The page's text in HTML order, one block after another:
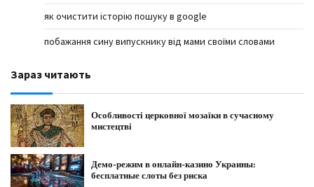
як очистити історію пошуку в google
побажання сину випускнику від мами своїми словами
Зараз читають
Особливості церковної мозаїки в сучасному
мистецтві
Демо-режим в онлайн-казино Украины:
бесплатные слоты без риска